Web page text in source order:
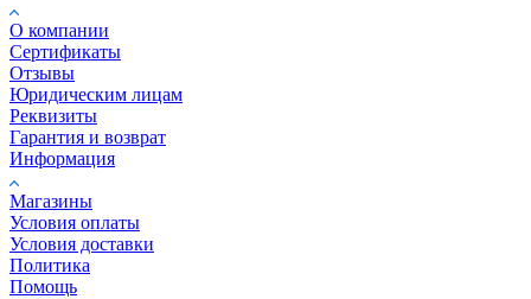
О компании
Сертификаты
Отзывы
Юридическим лицам
Реквизиты
Гарантия и возврат
Информация
Магазины
Условия оплаты
Условия доставки
Политика
Помощь